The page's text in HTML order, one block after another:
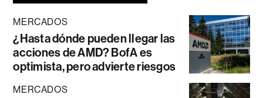
MERCADOS
¿Hasta dónde pueden llegar las
acciones de AMD? BofA es
optimista, pero advierte riesgos
MERCADOS